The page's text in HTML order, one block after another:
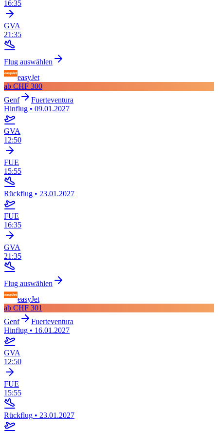
16:35
GVA
21:35
Flug auswählen
easyJet
ab CHF 300
Genf
Fuerteventura
Hinflug • 09.01.2027
GVA
12:50
FUE
15:55
Rückflug • 23.01.2027
FUE
16:35
GVA
21:35
Flug auswählen
easyJet
ab CHF 301
Genf
Fuerteventura
Hinflug • 16.01.2027
GVA
12:50
FUE
15:55
Rückflug • 23.01.2027